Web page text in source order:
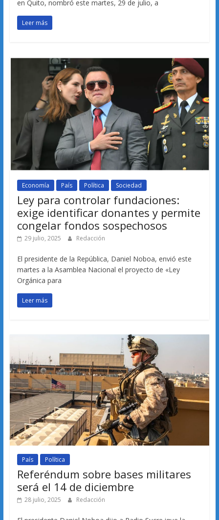
en Quito, nombró este martes, 29 de julio, a
Leer más
Economía País Política Sociedad
Ley para controlar fundaciones:
exige identificar donantes y permite
congelar fondos sospechosos
29 julio, 2025 Redacción
El presidente de la República, Daniel Noboa, envió este
martes a la Asamblea Nacional el proyecto de «Ley
Orgánica para
Leer más
País Política
Referéndum sobre bases militares
será el 14 de diciembre
28 julio, 2025 Redacción